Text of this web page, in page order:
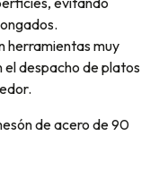
herramientas muy
el despacho de platos
de acero de 90